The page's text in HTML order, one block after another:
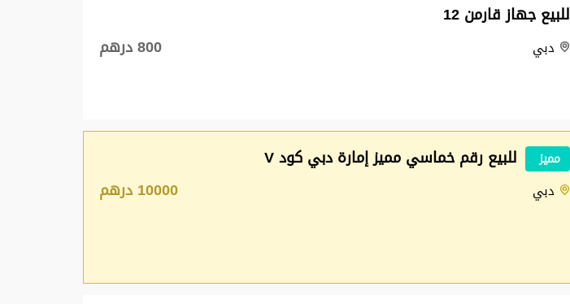
للبيع جهاز قارمن 12
دبي 800 درهم
مميز للبيع رقم خماسي مميز إمارة دبي كود V
دبي 10000 درهم